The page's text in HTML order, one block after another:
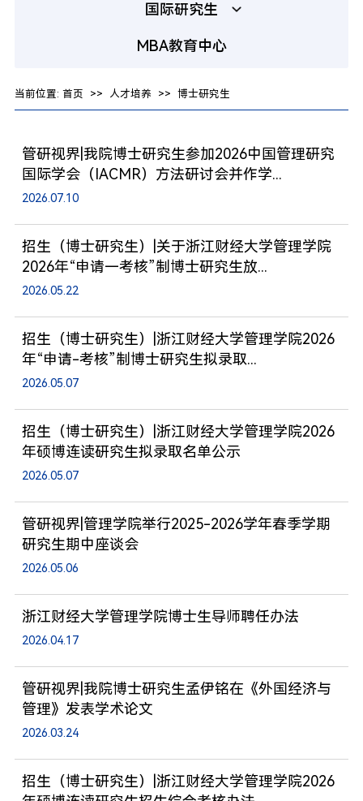
国际研究生
MBA教育中心
当前位置: 首页 >> 人才培养 >> 博士研究生
管研视界|我院博士研究生参加2026中国管理研究
国际学会（IACMR）方法研讨会并作学...
2026.07.10
招生（博士研究生）|关于浙江财经大学管理学院
2026年“申请—考核”制博士研究生放...
2026.05.22
招生（博士研究生）|浙江财经大学管理学院2026
年“申请-考核”制博士研究生拟录取...
2026.05.07
招生（博士研究生）|浙江财经大学管理学院2026
年硕博连读研究生拟录取名单公示
2026.05.07
管研视界|管理学院举行2025-2026学年春季学期
研究生期中座谈会
2026.05.06
浙江财经大学管理学院博士生导师聘任办法
2026.04.17
管研视界|我院博士研究生孟伊铭在《外国经济与
管理》发表学术论文
2026.03.24
招生（博士研究生）|浙江财经大学管理学院2026